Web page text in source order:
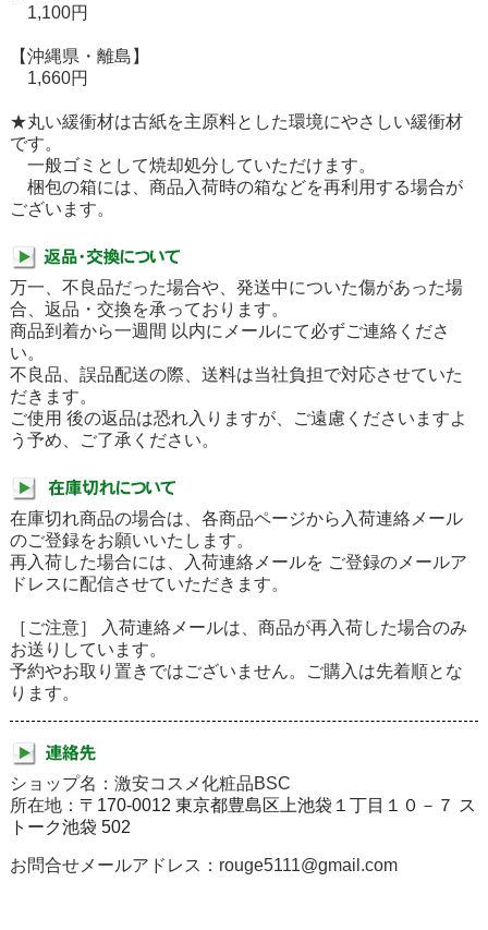
1,100円
【沖縄県・離島】
1,660円
★丸い緩衝材は古紙を主原料とした環境にやさしい緩衝材
です。
一般ゴミとして焼却処分していただけます。
梱包の箱には、商品入荷時の箱などを再利用する場合が
ございます。
万一、不良品だった場合や、発送中についた傷があった場
合、返品・交換を承っております。
商品到着から一週間 以内にメールにて必ずご連絡くださ
い。
不良品、誤品配送の際、送料は当社負担で対応させていた
だきます。
ご使用 後の返品は恐れ入りますが、ご遠慮くださいますよ
う予め、ご了承ください。
在庫切れ商品の場合は、各商品ページから入荷連絡メール
のご登録をお願いいたします。
再入荷した場合には、入荷連絡メールを ご登録のメールア
ドレスに配信させていただきます。
［ご注意］ 入荷連絡メールは、商品が再入荷した場合のみ
お送りしています。
予約やお取り置きではございません。ご購入は先着順とな
ります。
ショップ名：激安コスメ化粧品BSC
所在地： 〒170-0012 東京都豊島区上池袋１丁目１０－７ ス
トーク池袋 502
お問合せメールアドレス：rouge5111@gmail.com